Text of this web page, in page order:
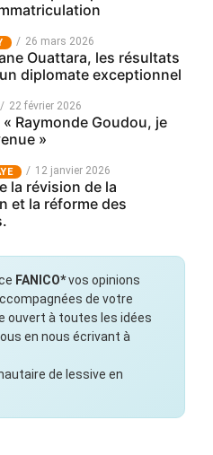
26 mars 2026
Ouattara, les résultats
diplomate exceptionnel
22 février 2026
« Raymonde Goudou, je
»
12 janvier 2026
la révision de la
et la réforme des
FANICO*vos opinions
de votre
ouvert à toutes les idées
en nous écrivant à
de lessive en